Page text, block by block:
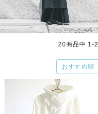
20商品中 1-
おすすめ順